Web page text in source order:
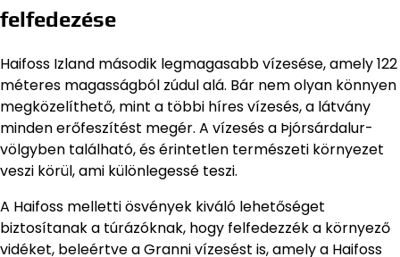
felfedezése
Haifoss Izland második legmagasabb vízesése, amely 122
méteres magasságból zúdul alá. Bár nem olyan könnyen
megközelíthető, mint a többi híres vízesés, a látvány
minden erőfeszítést megér. A vízesés a Þjórsárdalur-
völgyben található, és érintetlen természeti környezet
veszi körül, ami különlegessé teszi.
A Haifoss melletti ösvények kiváló lehetőséget
biztosítanak a túrázóknak, hogy felfedezzék a környező
vidéket, beleértve a Granni vízesést is, amely a Haifoss